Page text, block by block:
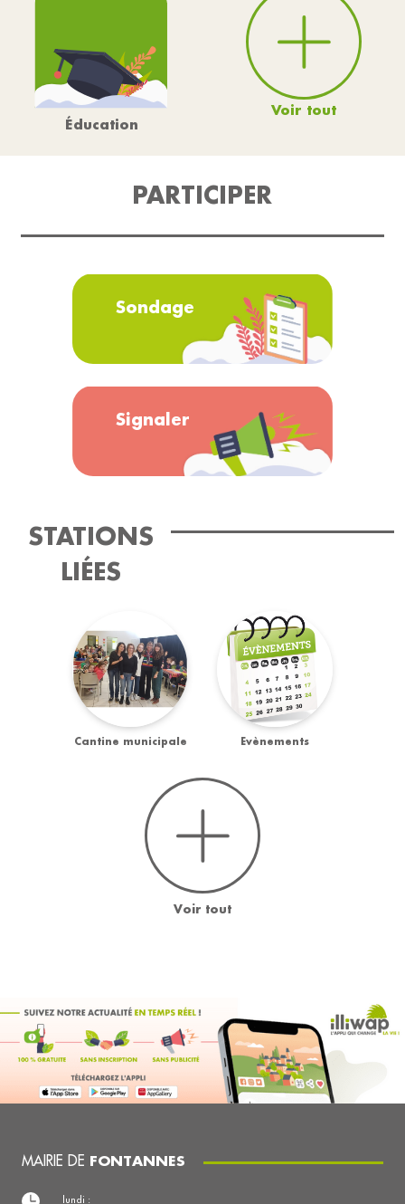
Éducation
Voir tout
PARTICIPER
Sondage
Signaler
STATIONS
LIÉES
Cantine municipale Evènements
Voir tout
MAIRIE DE FONTANNES
lundi :